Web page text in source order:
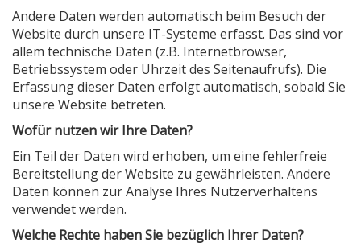
Andere Daten werden automatisch beim Besuch der
Website durch unsere IT-Systeme erfasst. Das sind vor
allem technische Daten (z.B. Internetbrowser,
Betriebssystem oder Uhrzeit des Seitenaufrufs). Die
Erfassung dieser Daten erfolgt automatisch, sobald Sie
unsere Website betreten.
Wofür nutzen wir Ihre Daten?
Ein Teil der Daten wird erhoben, um eine fehlerfreie
Bereitstellung der Website zu gewährleisten. Andere
Daten können zur Analyse Ihres Nutzerverhaltens
verwendet werden.
Welche Rechte haben Sie bezüglich Ihrer Daten?